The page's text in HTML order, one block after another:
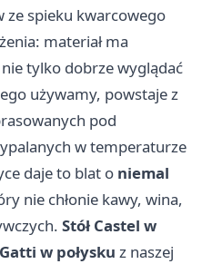
ze spieku kwarcowego
materiał ma
tylko dobrze wyglądać
używamy, powstaje z
pod
w temperaturze
daje to blat o niemal
nie chłonie kawy, wina,
Stół Castel w
w połysku z naszej